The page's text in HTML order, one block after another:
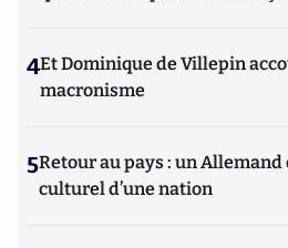
4Et Dominique de Villepin
macronisme
5Retour au pays : un
culturel d’une nation